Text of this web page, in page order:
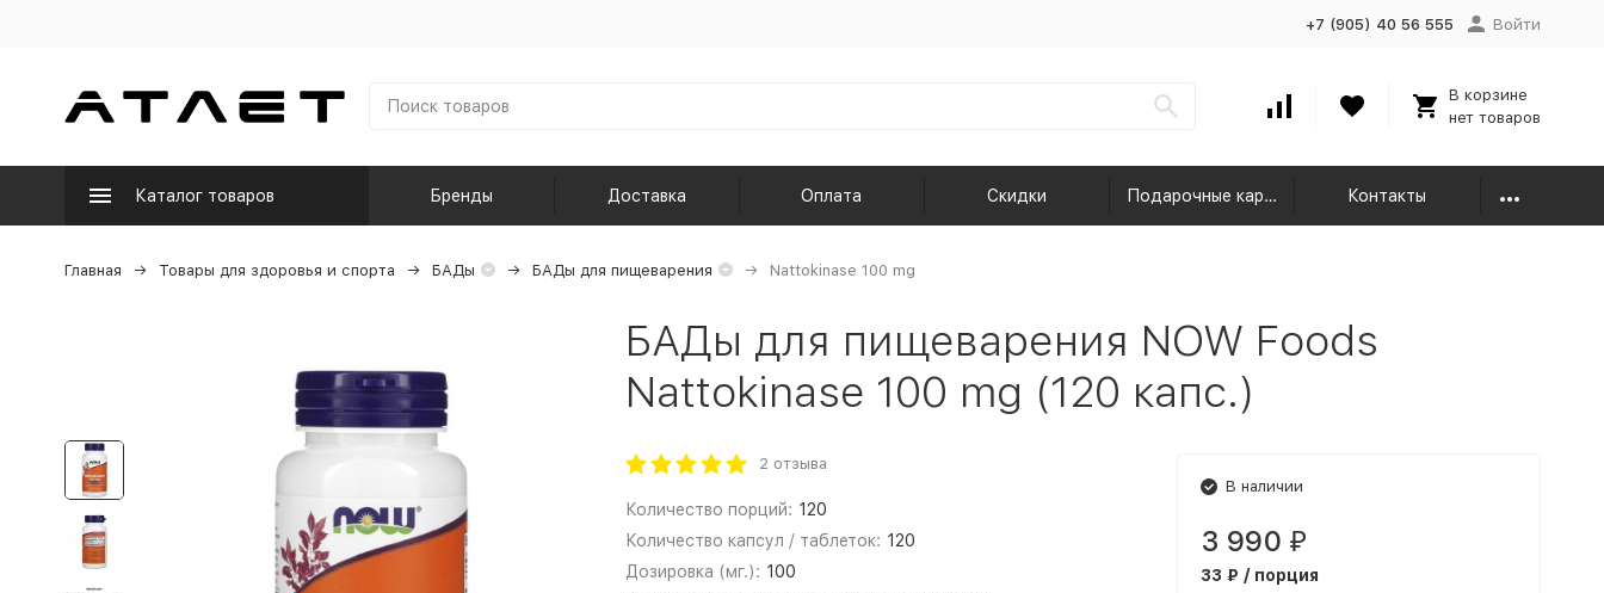
+7 (905) 40 56 555 Войти
В корзине
нет товаров
Каталог товаров Бренды Доставка Оплата Скидки Подарочные карты Контакты
Главная Товары для здоровья и спорта БАДы БАДы для пищеварения Nattokinase 100 mg
БАДы для пищеварения NOW Foods
Nattokinase 100 mg (120 капс.)
2 отзыва
Количество порций: 120
Количество капсул / таблеток: 120
Дозировка (мг.): 100
В наличии
3 990 ₽
33 ₽ / порция